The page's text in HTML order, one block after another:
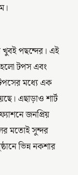
খুবই পছন্দের। এই
হলো টপস এবং
মধ্যে এক
এছাড়াও শার্ট
জনপ্রিয়
মতোই সুন্দর
ভিন্ন নকশার